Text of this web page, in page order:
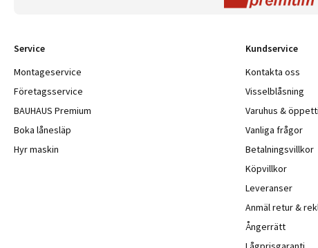
Service
Montageservice
Företagsservice
BAUHAUS Premium
Boka lånesläp
Hyr maskin
Kundservice
Kontakta oss
Visselblåsning
Varuhus &
Vanliga frågor
Betalningsvillkor
Köpvillkor
Leveranser
Anmäl retur &
Ångerrätt